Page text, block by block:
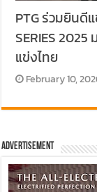
PTG ร่วมยินดี
SERIES
แข่งไทย
February 10,
Advertisement